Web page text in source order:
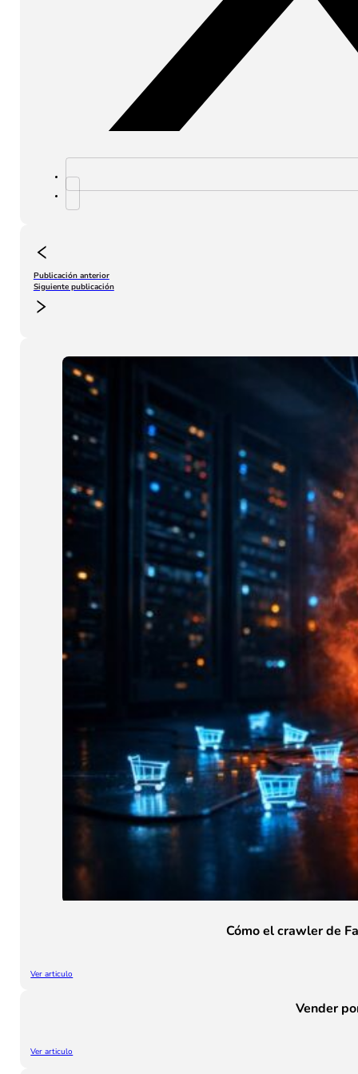
Publicación anterior
Siguiente publicación
Cómo el crawler de
Ver articulo
Vender
Ver articulo